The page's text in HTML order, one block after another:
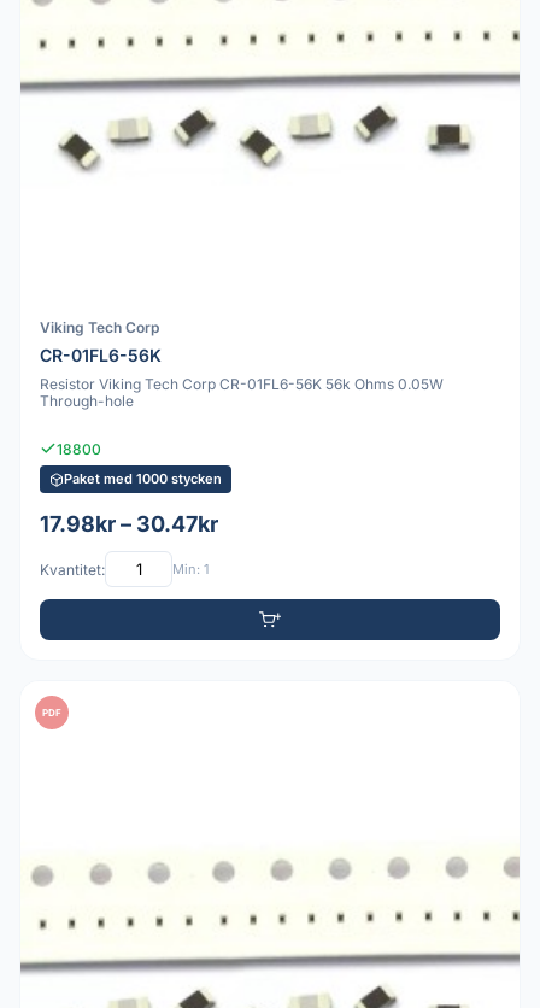
Viking Tech Corp
CR-01FL6-56K
Resistor Viking Tech Corp CR-01FL6-56K 56k Ohms 0.05W
Through-hole
18800
Paket med 1000 stycken
17.98kr – 30.47kr
Kvantitet: Min: 1
PDF